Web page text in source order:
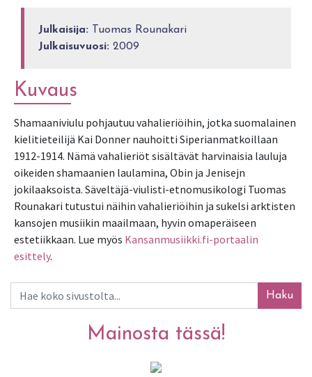
Julkaisija: Tuomas Rounakari
Julkaisuvuosi: 2009
Kuvaus
Shamaaniviulu pohjautuu vahalieriöihin, jotka suomalainen
kielitieteilijä Kai Donner nauhoitti Siperianmatkoillaan
1912-1914. Nämä vahalieriöt sisältävät harvinaisia lauluja
oikeiden shamaanien laulamina, Obin ja Jenisejn
jokilaaksoista. Säveltäjä-viulisti-etnomusikologi Tuomas
Rounakari tutustui näihin vahalieriöihin ja sukelsi arktisten
kansojen musiikin maailmaan, hyvin omaperäiseen
estetiikkaan. Lue myös Kansanmusiikki.fi-portaalin
esittely.
Haku
Mainosta tässä!